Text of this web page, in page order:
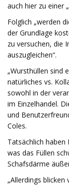
auch hier zu einer
Folglich „werden
der Grundlage
zu versuchen, die
auszugleichen“.
„Wursthüllen sind
natürliches vs.
sowohl in der
im Einzelhandel.
und
Coles.
Tatsächlich
was das Füllen
Schafsdärme
„Allerdings